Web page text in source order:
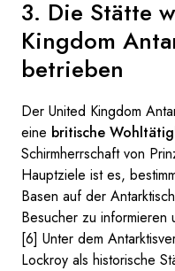
3. Die Stätte
Kingdom
betrieben
Der United Kingdom
eine britische
Schirmherrschaft von
Hauptziele ist es,
Basen auf der
Besucher zu informieren
[6] Unter dem
Lockroy als historische